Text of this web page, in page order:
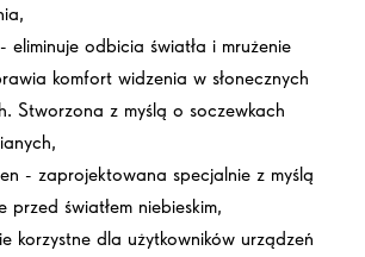
eliminuje odbicia światła i mrużenie
komfort widzenia w słonecznych
Stworzona z myślą o soczewkach
- zaprojektowana specjalnie z myślą
przed światłem niebieskim,
korzystne dla użytkowników urządzeń